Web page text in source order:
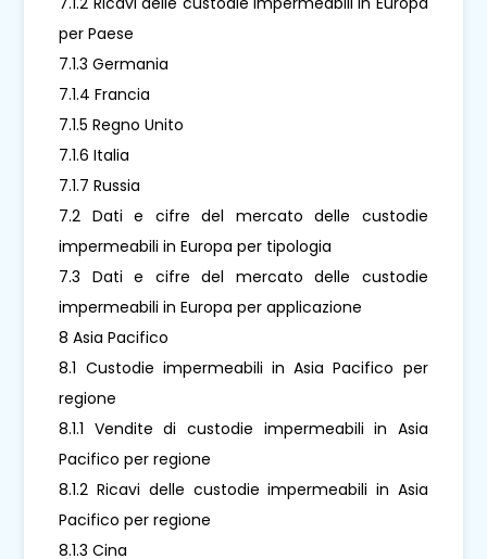
per Paese
7.1.3 Germania
7.1.4 Francia
7.1.5 Regno Unito
7.1.6 Italia
7.1.7 Russia
7.2 Dati e cifre del mercato delle custodie
impermeabili in Europa per tipologia
7.3 Dati e cifre del mercato delle custodie
impermeabili in Europa per applicazione
8 Asia Pacifico
8.1 Custodie impermeabili in Asia Pacifico per
regione
8.1.1 Vendite di custodie impermeabili in Asia
Pacifico per regione
8.1.2 Ricavi delle custodie impermeabili in Asia
Pacifico per regione
8.1.3 Cina